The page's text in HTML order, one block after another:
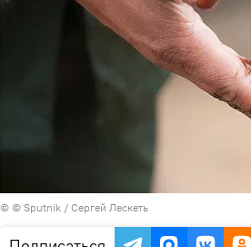
© © Sputnik / Сергей Лескеть